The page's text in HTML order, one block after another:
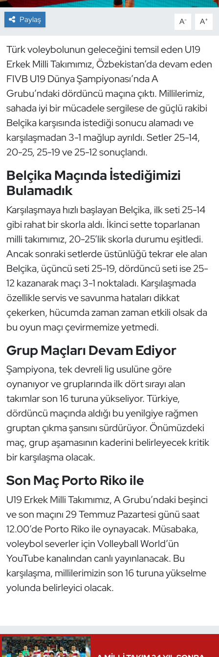
Paylaş A- A+
Türk voleybolunun geleceğini temsil eden U19
Erkek Milli Takımımız, Özbekistan’da devam eden
FIVB U19 Dünya Şampiyonası’nda A
Grubu’ndaki dördüncü maçına çıktı. Millilerimiz,
sahada iyi bir mücadele sergilese de güçlü rakibi
Belçika karşısında istediği sonucu alamadı ve
karşılaşmadan 3-1 mağlup ayrıldı. Setler 25-14,
20-25, 25-19 ve 25-12 sonuçlandı.
Belçika Maçında İstediğimizi
Bulamadık
Karşılaşmaya hızlı başlayan Belçika, ilk seti 25-14
gibi rahat bir skorla aldı. İkinci sette toparlanan
milli takımımız, 20-25’lik skorla durumu eşitledi.
Ancak sonraki setlerde üstünlüğü tekrar ele alan
Belçika, üçüncü seti 25-19, dördüncü seti ise 25-
12 kazanarak maçı 3-1 noktaladı. Karşılaşmada
özellikle servis ve savunma hataları dikkat
çekerken, hücumda zaman zaman etkili olsak da
bu oyun maçı çevirmemize yetmedi.
Grup Maçları Devam Ediyor
Şampiyona, tek devreli lig usulüne göre
oynanıyor ve gruplarında ilk dört sırayı alan
takımlar son 16 turuna yükseliyor. Türkiye,
dördüncü maçında aldığı bu yenilgiye rağmen
gruptan çıkma şansını sürdürüyor. Önümüzdeki
maç, grup aşamasının kaderini belirleyecek kritik
bir karşılaşma olacak.
Son Maç Porto Riko ile
U19 Erkek Milli Takımımız, A Grubu’ndaki beşinci
ve son maçını 29 Temmuz Pazartesi günü saat
12.00’de Porto Riko ile oynayacak. Müsabaka,
voleybol severler için Volleyball World’ün
YouTube kanalından canlı yayınlanacak. Bu
karşılaşma, millilerimizin son 16 turuna yükselme
yolunda belirleyici olacak.
Dans Sporları
Dövüş Sanatı
E-Spor
Eskrim
Futbol
Futsal
Genel
Golf
Güreş
Halter
Hava Sporları
Hentbol
İşitme Engelli Sporcular
Judo ve Kuraş
Kano ve Rafting
Karate
Kayak
Kempo
Kürek
Masa Tenisi
Modern Pentatlon
Motor Sporları
Optimist